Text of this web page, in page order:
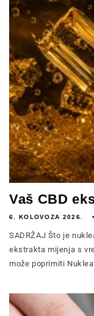
Vaš CBD
6. KOLOVOZA 2026.
SADRŽAJ Što je
ekstrakta mijenja s
može poprimiti